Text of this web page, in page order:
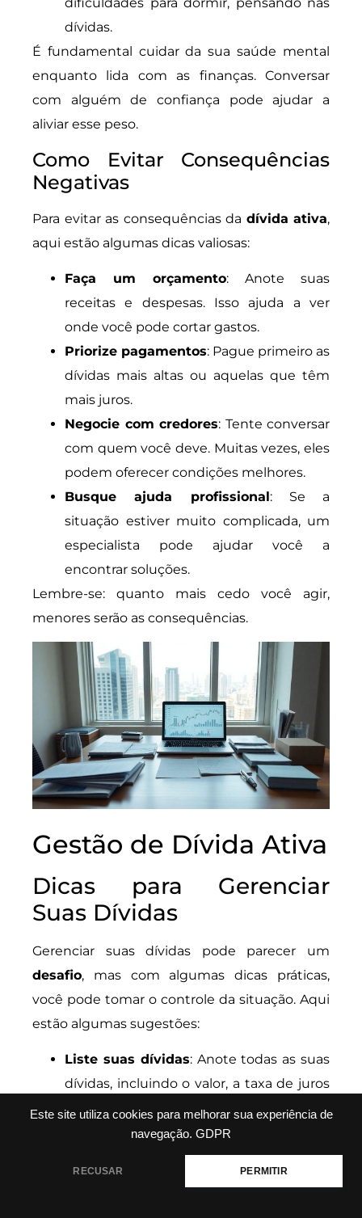
Este site utiliza cookies para melhorar sua experiência de
navegação. GDPR
RECUSAR PERMITIR
dívidas.
É fundamental cuidar da sua saúde mental
enquanto lida com as finanças. Conversar
com alguém de confiança pode ajudar a
aliviar esse peso.
Como Evitar Consequências
Negativas
Para evitar as consequências da dívida ativa,
aqui estão algumas dicas valiosas:
Faça um orçamento: Anote suas
receitas e despesas. Isso ajuda a ver
onde você pode cortar gastos.
Priorize pagamentos: Pague primeiro as
dívidas mais altas ou aquelas que têm
mais juros.
Negocie com credores: Tente conversar
com quem você deve. Muitas vezes, eles
podem oferecer condições melhores.
Busque ajuda profissional: Se a
situação estiver muito complicada, um
especialista pode ajudar você a
encontrar soluções.
Lembre-se: quanto mais cedo você agir,
menores serão as consequências.
Gestão de Dívida Ativa
Dicas para Gerenciar
Suas Dívidas
Gerenciar suas dívidas pode parecer um
desafio, mas com algumas dicas práticas,
você pode tomar o controle da situação. Aqui
estão algumas sugestões:
Liste suas dívidas: Anote todas as suas
dívidas, incluindo o valor, a taxa de juros
e a data de vencimento.
Priorize pagamentos: Foque nas dívidas
com juros mais altos primeiro. Isso pode